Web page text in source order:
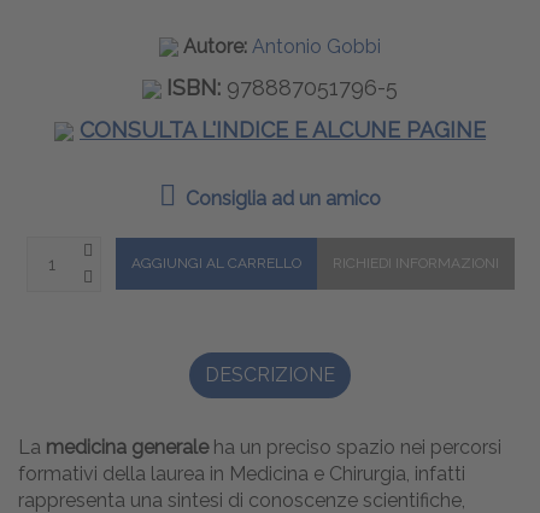
Autore: Antonio Gobbi
ISBN: 978887051796-5
CONSULTA L'INDICE E ALCUNE PAGINE
Consiglia ad un amico
DESCRIZIONE
La medicina generaleha un preciso spazio nei percorsi
formativi della laurea in Medicina e Chirurgia, infatti
rappresenta una sintesi di conoscenze scientifiche,